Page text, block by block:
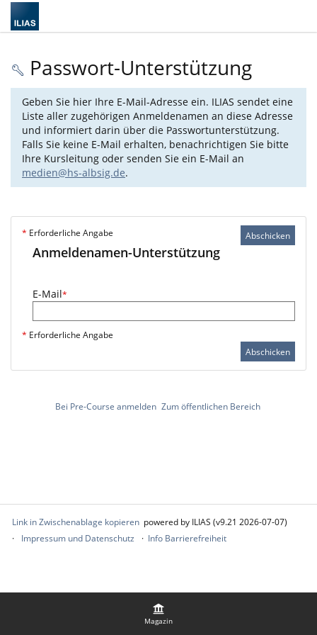
Magazin
Passwort-Unterstützung
Geben Sie hier Ihre E-Mail-Adresse ein. ILIAS sendet eine
Liste aller zugehörigen Anmeldenamen an diese Adresse
und informiert darin über die Passwortunterstützung.
Falls Sie keine E-Mail erhalten, benachrichtigen Sie bitte
Ihre Kursleitung oder senden Sie ein E-Mail an
medien@hs-albsig.de.
Abschicken
* Erforderliche Angabe
Anmeldenamen-Unterstützung
E-Mail*
* Erforderliche Angabe
Abschicken
Bei Pre-Course anmelden Zum öffentlichen Bereich
Link in Zwischenablage kopieren powered by ILIAS (v9.21 2026-07-07)
Impressum und Datenschutz
Info Barrierefreiheit